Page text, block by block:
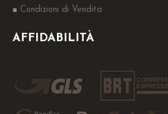
Condizioni di Vendita
AFFIDABILITÀ